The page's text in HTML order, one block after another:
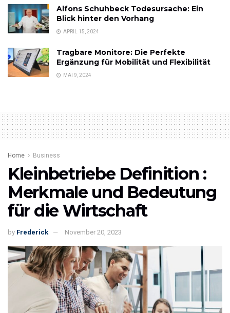
Alfons Schuhbeck Todesursache: Ein
Blick hinter den Vorhang
APRIL 15, 2024
Tragbare Monitore: Die Perfekte
Ergänzung für Mobilität und Flexibilität
MAI 9, 2024
Home Business
Kleinbetriebe Definition :
Merkmale und Bedeutung
für die Wirtschaft
by Frederick November 20, 2023